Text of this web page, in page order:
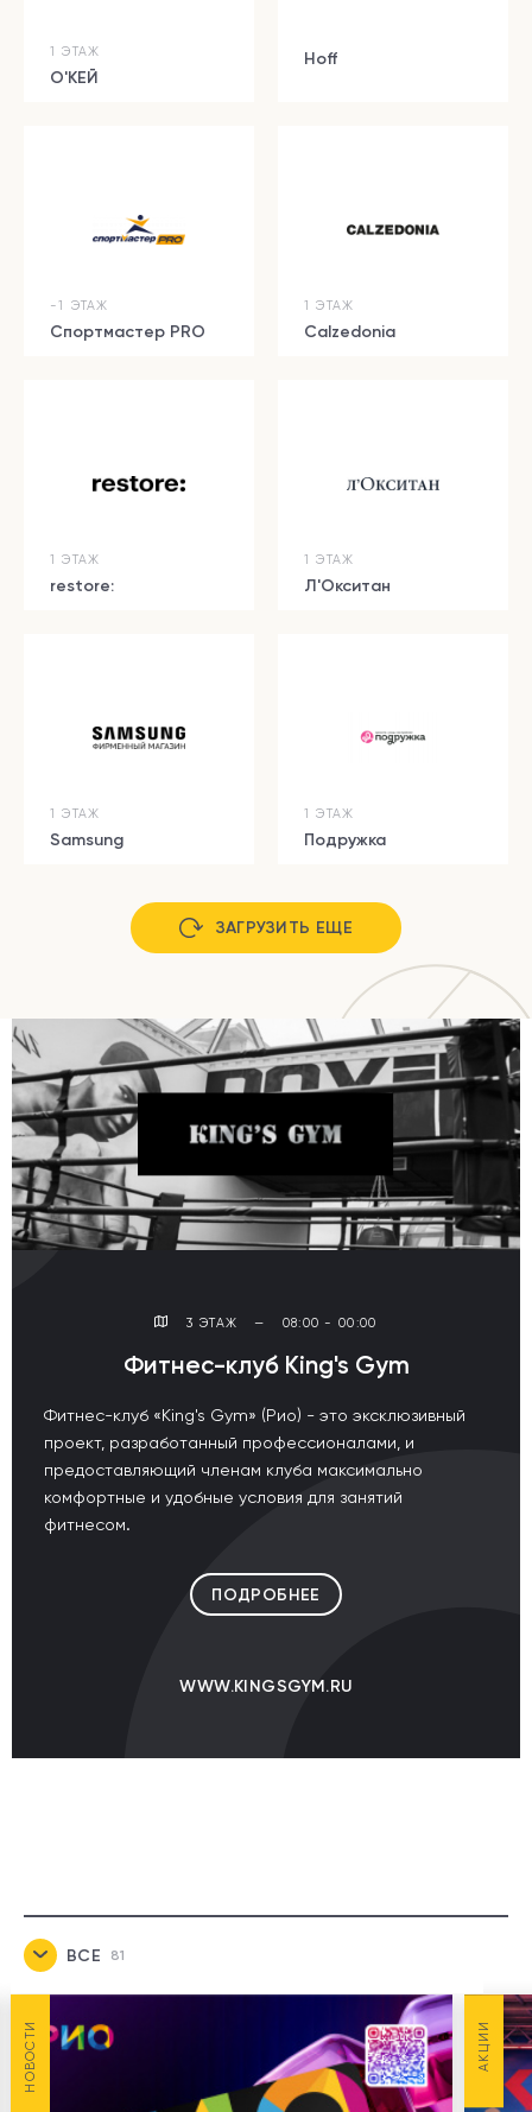
1 ЭТАЖ
О'КЕЙ
Hoff
-1 ЭТАЖ
Спортмастер PRO
1 ЭТАЖ
Calzedonia
1 ЭТАЖ
restore:
1 ЭТАЖ
Л'Окситан
1 ЭТАЖ
Samsung
1 ЭТАЖ
Подружка
ЗАГРУЗИТЬ ЕЩЕ
3 ЭТАЖ — 08:00 - 00:00
Фитнес-клуб King's Gym
Фитнес-клуб «King's Gym» (Рио) - это эксклюзивный
проект, разработанный профессионалами, и
предоставляющий членам клуба максимально
комфортные и удобные условия для занятий
фитнесом.
ПОДРОБНЕЕ
WWW.KINGSGYM.RU
ВСЕ 81
НОВОСТИ АКЦИИ